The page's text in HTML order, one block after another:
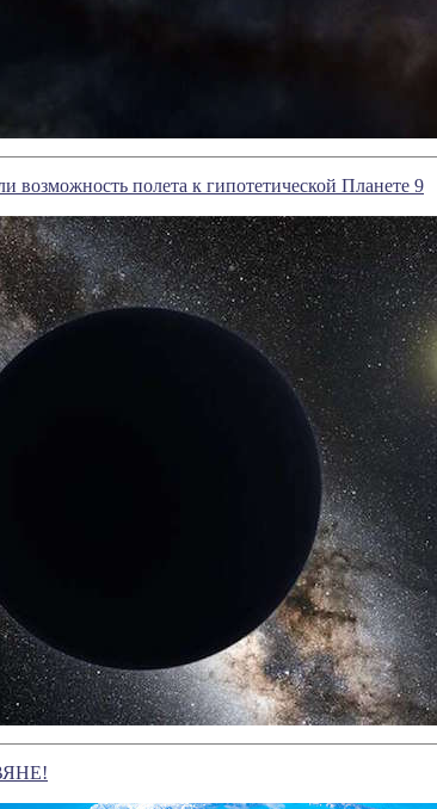
возможность полета к гипотетической Планете 9